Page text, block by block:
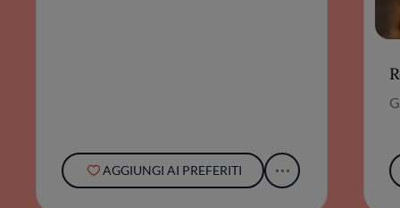
AGGIUNGI AI PREFERITI